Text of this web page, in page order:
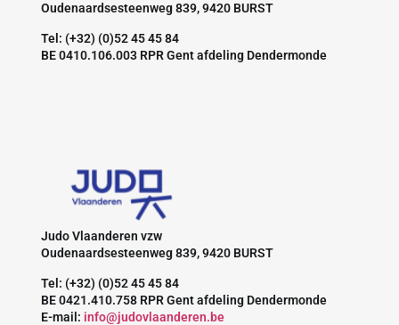
Oudenaardsesteenweg 839, 9420 BURST
Tel: (+32) (0)52 45 45 84
BE 0410.106.003 RPR Gent afdeling Dendermonde
Judo Vlaanderen vzw
Oudenaardsesteenweg 839, 9420 BURST
Tel: (+32) (0)52 45 45 84
BE 0421.410.758 RPR Gent afdeling Dendermonde
E-mail: info@judovlaanderen.be